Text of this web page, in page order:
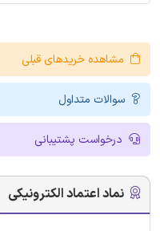
مشاهده خریدهای قبلی
سوالات متداول
درخواست پشتیبانی
نماد اعتماد الکترونیکی